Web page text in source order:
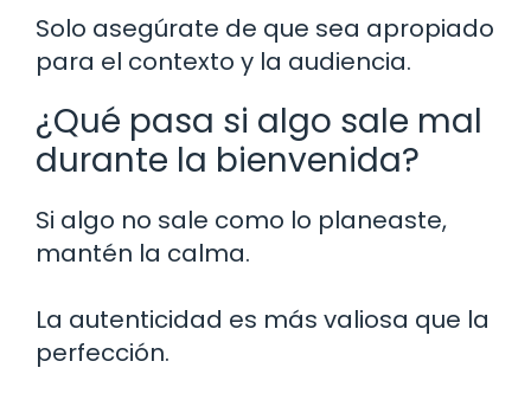
Solo asegúrate de que sea apropiado
para el contexto y la audiencia.
¿Qué pasa si algo sale mal
durante la bienvenida?
Si algo no sale como lo planeaste,
mantén la calma.
La autenticidad es más valiosa que la
perfección.